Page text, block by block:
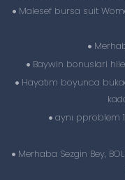
Malesef bursa suit
Baywin bonuslari
Hayatım boyunca
aynı pproblem
Merhaba Sezgin Bey,